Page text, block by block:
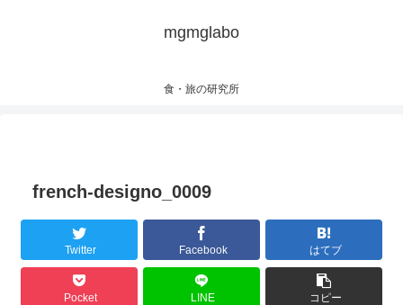
mgmglabo
食・旅の研究所
french-designo_0009
Twitter Facebook はてブ
Pocket LINE コピー